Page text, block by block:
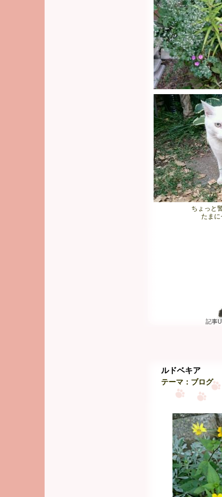
ちょっと
たま
記事
ルドベキア
テーマ： ブログ